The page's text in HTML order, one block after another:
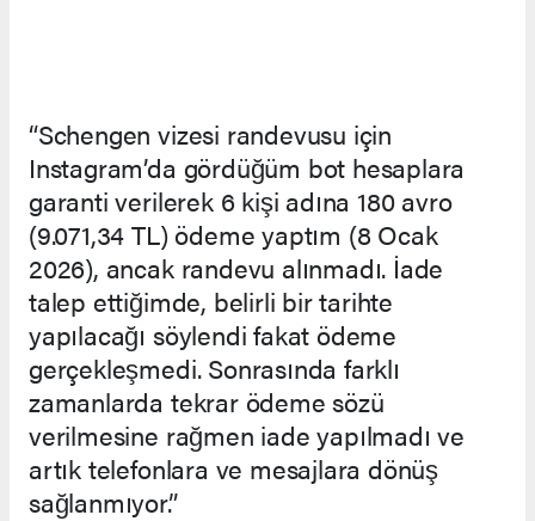
“Schengen vizesi randevusu için
Instagram’da gördüğüm bot hesaplara
garanti verilerek 6 kişi adına 180 avro
(9.071,34 TL) ödeme yaptım (8 Ocak
2026), ancak randevu alınmadı. İade
talep ettiğimde, belirli bir tarihte
yapılacağı söylendi fakat ödeme
gerçekleşmedi. Sonrasında farklı
zamanlarda tekrar ödeme sözü
verilmesine rağmen iade yapılmadı ve
artık telefonlara ve mesajlara dönüş
sağlanmıyor.”